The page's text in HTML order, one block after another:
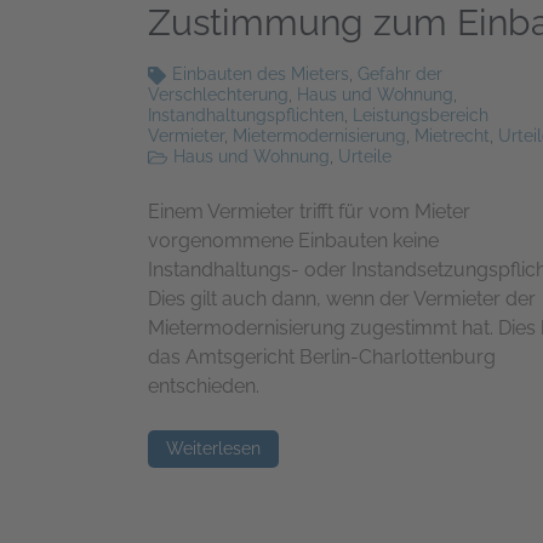
Zustimmung zum
Einbauten des Mieters Gefahr der
Verschlechterung
Haus und Wohnung
Instandhaltungspflichten
Leistungsbereich
Vermieter, Mietermodernisierung Mietrecht
Haus und Wohnung Urteile
Einem Vermieter trifft für vom Mieter
vorgenommene Einbauten keine
Instandhaltungs- oder
Dies gilt auch dann, wenn der Vermieter der
Mieter­modernisierung zugestimmt hat. Dies
das Amtsgericht Berlin-Charlottenburg
entschieden.
Weiterlesen